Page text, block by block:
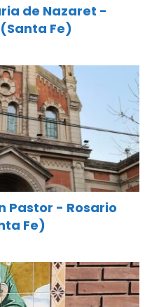
de Nazaret -
Fe)
Pastor - Rosario
Fe)